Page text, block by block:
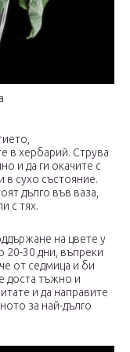
в хербарий. Струва
и да ги окачите с
в сухо състояние.
дълго във ваза,
с тях.
на цвете у
30 дни, въпреки
от седмица и би
доста тъжно и
и да направите
за най-дълго